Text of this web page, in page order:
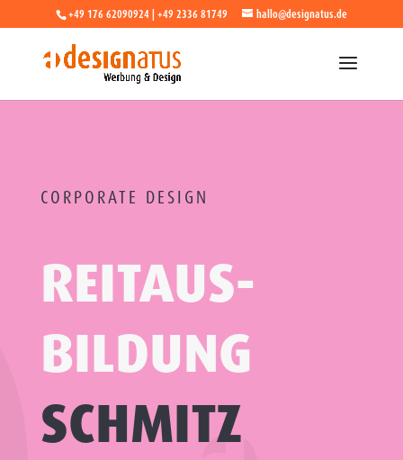
+49 176 62090924 | +49 2336 81749 hallo@designatus.de
CORPORATE DESIGN
REIT­­AUS­
BILDUNG
SCHMITZ